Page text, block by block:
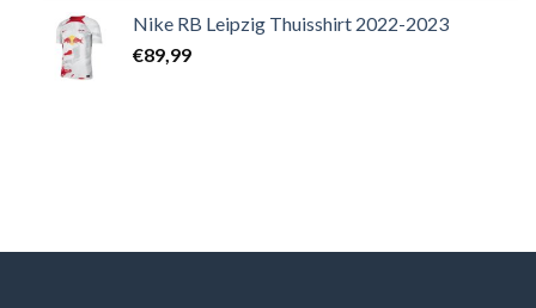
Nike RB Leipzig Thuisshirt 2022-2023
€89,99